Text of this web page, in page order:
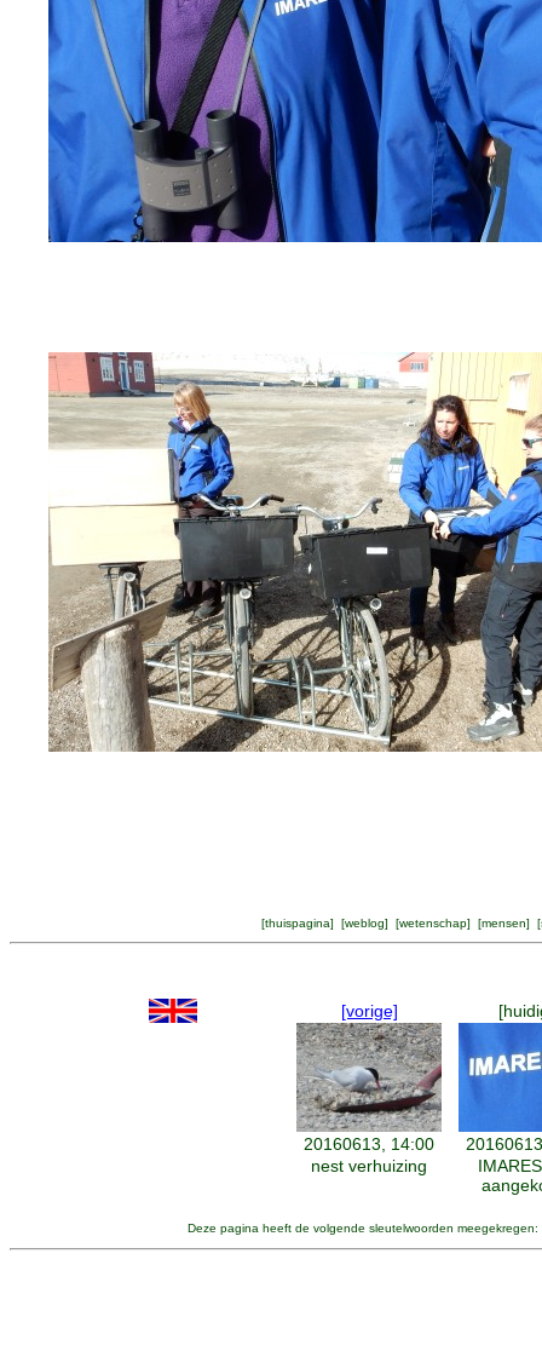
[thuispagina] [weblog] [wetenschap] [mensen] [
[vorige]
20160613, 14:00
nest verhuizing
Deze pagina heeft de volgende sleutelwoorden meegekregen: